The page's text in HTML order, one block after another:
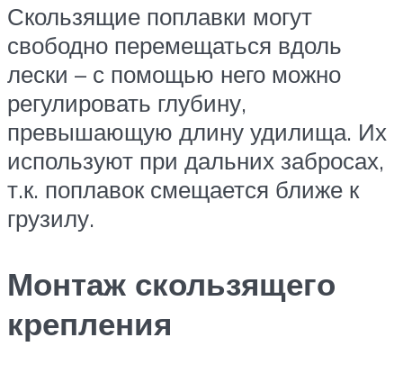
Скользящие поплавки могут
свободно перемещаться вдоль
лески – с помощью него можно
регулировать глубину,
превышающую длину удилища. Их
используют при дальних забросах,
т.к. поплавок смещается ближе к
грузилу.
Монтаж скользящего
крепления